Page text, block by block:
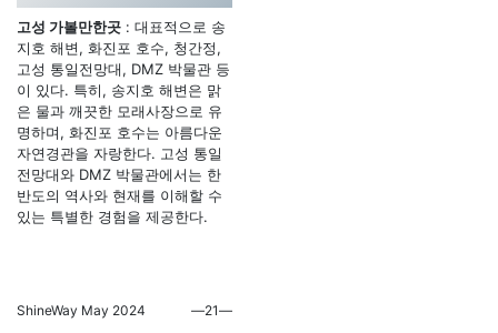
고성 가볼만한곳 : 대표적으로 송
지호 해변, 화진포 호수, 청간정,
고성 통일전망대, DMZ 박물관 등
이 있다. 특히, 송지호 해변은 맑
은 물과 깨끗한 모래사장으로 유
명하며, 화진포 호수는 아름다운
자연경관을 자랑한다. 고성 통일
전망대와 DMZ 박물관에서는 한
반도의 역사와 현재를 이해할 수
있는 특별한 경험을 제공한다.
ShineWay May 2024 ―21―